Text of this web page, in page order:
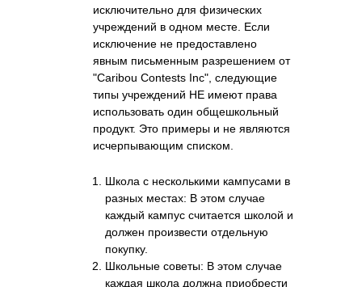
исключительно для физических
учреждений в одном месте. Если
исключение не предоставлено
явным письменным разрешением от
"Caribou Contests Inc", следующие
типы учреждений НЕ имеют права
использовать один общешкольный
продукт. Это примеры и не являются
исчерпывающим списком.
Школа с несколькими кампусами в
разных местах: В этом случае
каждый кампус считается школой и
должен произвести отдельную
покупку.
Школьные советы: В этом случае
каждая школа должна приобрести